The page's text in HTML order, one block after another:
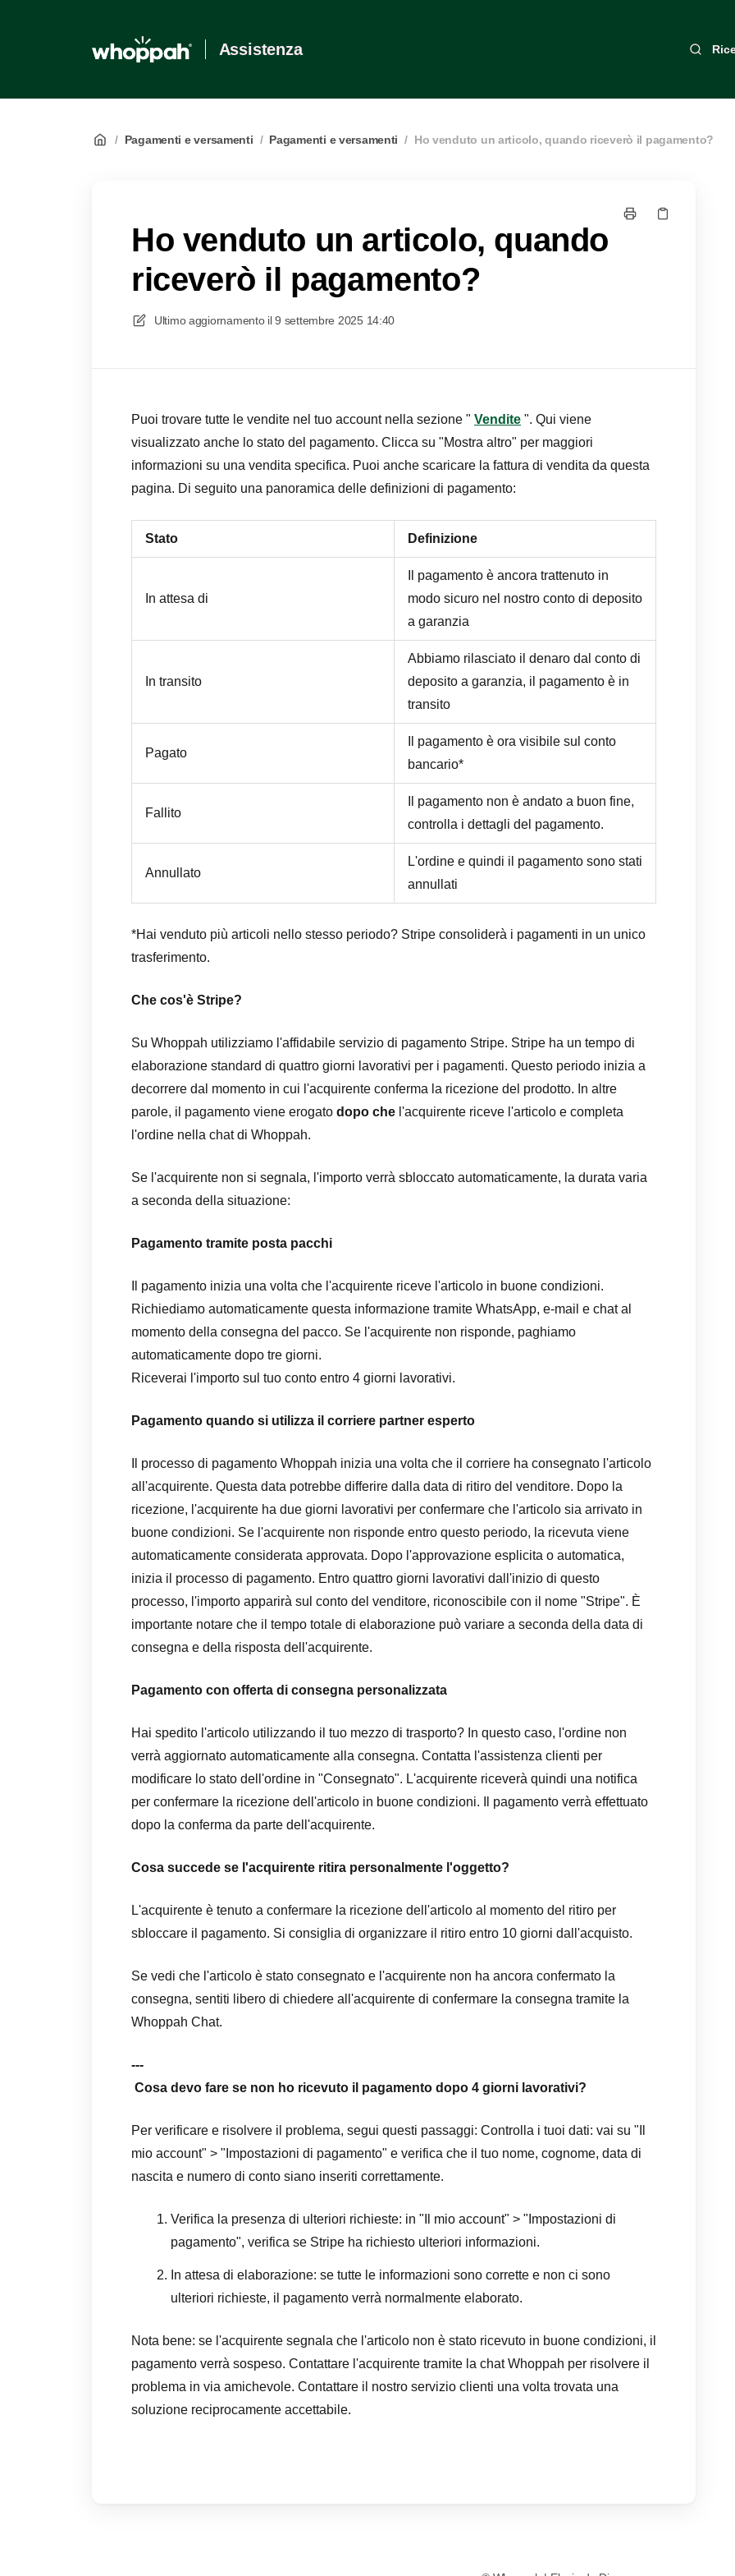
Assistenza
/ Pagamenti e versamenti / Pagamenti e versamenti / Ho venduto un articolo, quando riceverò il pagamento?
Ho venduto un articolo, quando
riceverò il pagamento?
Ultimo aggiornamento il 9 settembre 2025 14:40
Puoi trovare tutte le vendite nel tuo account nella sezione " Vendite ". Qui viene
visualizzato anche lo stato del pagamento. Clicca su "Mostra altro" per maggiori
informazioni su una vendita specifica. Puoi anche scaricare la fattura di vendita da questa
pagina. Di seguito una panoramica delle definizioni di pagamento:
Stato Definizione
In attesa di
Il pagamento è ancora trattenuto in
modo sicuro nel nostro conto di deposito
a garanzia
In transito
Abbiamo rilasciato il denaro dal conto di
deposito a garanzia, il pagamento è in
transito
Pagato
Il pagamento è ora visibile sul conto
bancario*
Fallito
Il pagamento non è andato a buon fine,
controlla i dettagli del pagamento.
Annullato
L'ordine e quindi il pagamento sono stati
annullati
*Hai venduto più articoli nello stesso periodo? Stripe consoliderà i pagamenti in un unico
trasferimento.
Che cos'è Stripe?
Su Whoppah utilizziamo l'affidabile servizio di pagamento Stripe. Stripe ha un tempo di
elaborazione standard di quattro giorni lavorativi per i pagamenti. Questo periodo inizia a
decorrere dal momento in cui l'acquirente conferma la ricezione del prodotto. In altre
parole, il pagamento viene erogato dopo che l'acquirente riceve l'articolo e completa
l'ordine nella chat di Whoppah.
Se l'acquirente non si segnala, l'importo verrà sbloccato automaticamente, la durata varia
a seconda della situazione:
Pagamento tramite posta pacchi
Il pagamento inizia una volta che l'acquirente riceve l'articolo in buone condizioni.
Richiediamo automaticamente questa informazione tramite WhatsApp, e-mail e chat al
momento della consegna del pacco. Se l'acquirente non risponde, paghiamo
automaticamente dopo tre giorni.
Riceverai l'importo sul tuo conto entro 4 giorni lavorativi.
Pagamento quando si utilizza il corriere partner esperto
Il processo di pagamento Whoppah inizia una volta che il corriere ha consegnato l'articolo
all'acquirente. Questa data potrebbe differire dalla data di ritiro del venditore. Dopo la
ricezione, l'acquirente ha due giorni lavorativi per confermare che l'articolo sia arrivato in
buone condizioni. Se l'acquirente non risponde entro questo periodo, la ricevuta viene
automaticamente considerata approvata. Dopo l'approvazione esplicita o automatica,
inizia il processo di pagamento. Entro quattro giorni lavorativi dall'inizio di questo
processo, l'importo apparirà sul conto del venditore, riconoscibile con il nome "Stripe". È
importante notare che il tempo totale di elaborazione può variare a seconda della data di
consegna e della risposta dell'acquirente.
Pagamento con offerta di consegna personalizzata
Hai spedito l'articolo utilizzando il tuo mezzo di trasporto? In questo caso, l'ordine non
verrà aggiornato automaticamente alla consegna. Contatta l'assistenza clienti per
modificare lo stato dell'ordine in "Consegnato". L'acquirente riceverà quindi una notifica
per confermare la ricezione dell'articolo in buone condizioni. Il pagamento verrà effettuato
dopo la conferma da parte dell'acquirente.
Cosa succede se l'acquirente ritira personalmente l'oggetto?
L'acquirente è tenuto a confermare la ricezione dell'articolo al momento del ritiro per
sbloccare il pagamento. Si consiglia di organizzare il ritiro entro 10 giorni dall'acquisto.
Se vedi che l'articolo è stato consegnato e l'acquirente non ha ancora confermato la
consegna, sentiti libero di chiedere all'acquirente di confermare la consegna tramite la
Whoppah Chat.
---
Cosa devo fare se non ho ricevuto il pagamento dopo 4 giorni lavorativi?
Per verificare e risolvere il problema, segui questi passaggi: Controlla i tuoi dati: vai su "Il
mio account" > "Impostazioni di pagamento" e verifica che il tuo nome, cognome, data di
nascita e numero di conto siano inseriti correttamente.
Verifica la presenza di ulteriori richieste: in "Il mio account" > "Impostazioni di
pagamento", verifica se Stripe ha richiesto ulteriori informazioni.
In attesa di elaborazione: se tutte le informazioni sono corrette e non ci sono
ulteriori richieste, il pagamento verrà normalmente elaborato.
Nota bene: se l'acquirente segnala che l'articolo non è stato ricevuto in buone condizioni, il
pagamento verrà sospeso. Contattare l'acquirente tramite la chat Whoppah per risolvere il
problema in via amichevole. Contattare il nostro servizio clienti una volta trovata una
soluzione reciprocamente accettabile.